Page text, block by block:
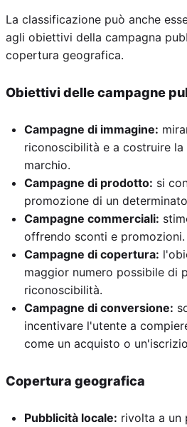
La classificazione può anche
agli obiettivi della campagna
copertura geografica.
Obiettivi delle campagne
Campagne di immagine:
riconoscibilità e a costruire
marchio.
Campagne di prodotto: si
promozione di un
Campagne commerciali:
offrendo sconti e promozioni.
Campagne di copertura:
maggior numero possibile di
riconoscibilità.
Campagne di conversione:
incentivare l'utente a
come un acquisto o
Copertura geografica
Pubblicità locale: rivolta a un